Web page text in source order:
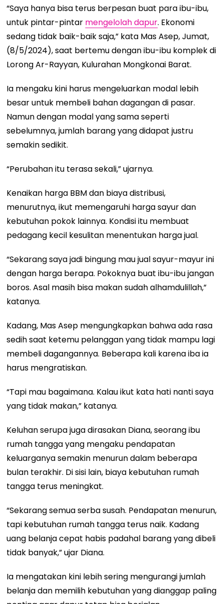
“Saya hanya bisa terus berpesan buat para ibu-ibu,
untuk pintar-pintar mengelolah dapur. Ekonomi
sedang tidak baik-baik saja,” kata Mas Asep, Jumat,
(8/5/2024), saat bertemu dengan ibu-ibu komplek di
Lorong Ar-Rayyan, Kulurahan Mongkonai Barat.
Ia mengaku kini harus mengeluarkan modal lebih
besar untuk membeli bahan dagangan di pasar.
Namun dengan modal yang sama seperti
sebelumnya, jumlah barang yang didapat justru
semakin sedikit.
“Perubahan itu terasa sekali,” ujarnya.
Kenaikan harga BBM dan biaya distribusi,
menurutnya, ikut memengaruhi harga sayur dan
kebutuhan pokok lainnya. Kondisi itu membuat
pedagang kecil kesulitan menentukan harga jual.
“Sekarang saya jadi bingung mau jual sayur-mayur ini
dengan harga berapa. Pokoknya buat ibu-ibu jangan
boros. Asal masih bisa makan sudah alhamdulillah,”
katanya.
Kadang, Mas Asep mengungkapkan bahwa ada rasa
sedih saat ketemu pelanggan yang tidak mampu lagi
membeli dagangannya. Beberapa kali karena iba ia
harus mengratiskan.
“Tapi mau bagaimana. Kalau ikut kata hati nanti saya
yang tidak makan,” katanya.
Keluhan serupa juga dirasakan Diana, seorang ibu
rumah tangga yang mengaku pendapatan
keluarganya semakin menurun dalam beberapa
bulan terakhir. Di sisi lain, biaya kebutuhan rumah
tangga terus meningkat.
“Sekarang semua serba susah. Pendapatan menurun,
tapi kebutuhan rumah tangga terus naik. Kadang
uang belanja cepat habis padahal barang yang dibeli
tidak banyak,” ujar Diana.
Ia mengatakan kini lebih sering mengurangi jumlah
belanja dan memilih kebutuhan yang dianggap paling